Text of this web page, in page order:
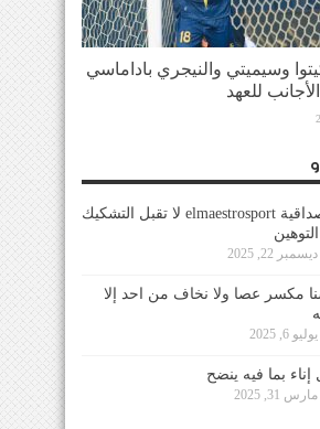
وسيميتي والنيجري باداماسي
للعهد
مصداقية elmaestrosport لا تقبل التشكيك
التوهين
ديسمبر 22, 2025
مكسر عصا ولا نخاف من احد إلا
يوليو 6, 2025
بما فيه ينضح
مارس 31, 2025